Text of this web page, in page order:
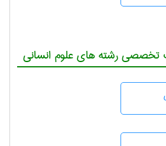
تخصصی رشته های علوم انسانی